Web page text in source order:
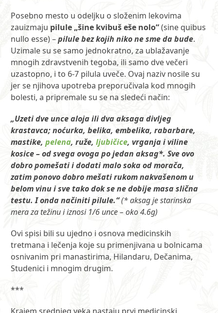
Posebno mesto u odeljku o složenim lekovima
zauizmaju pilule „šine kvibuš eše nolo“(sine quibus
nullo esse) –pilule bez kojih niko ne sme da bude.
Uzimale su se samo jednokratno, za ublažavanje
mnogih zdravstvenih tegoba, ili samo dve večeri
uzastopno, i to 6-7 pilula uveče. Ovaj naziv nosile su
jer se njihova upotreba preporučivala kod mnogih
bolesti, a pripremale su se na sledeći način:
„Uzeti dve unce aloja ili dva aksaga divljeg
krastavca; noćurka, belika, embelika, rabarbare,
mastike,pelena, ruže,ljubičice, vrganja i viline
kosice – od svega ovoga po jedan aksag*. Sve ovo
dobro pomešati i dodati malo soka od morača,
zatim ponovo dobro mešati rukom nakvašenom u
belom vinu i sve tako dok se ne dobije masa slična
testu. I onda načiniti pilule.“(* aksag je starinska
mera za težinu i iznosi 1/6 unce – oko 4.6g)
Ovi spisi bili su ujedno i osnova medicinskih
tretmana i lečenja koje su primenjivana u bolnicama
osnivanim pri manastirima, Hilandaru, Dečanima,
Studenici i mnogim drugim.
***